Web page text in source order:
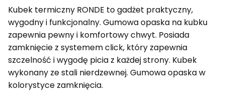
Kubek termiczny RONDE to gadżet praktyczny,
wygodny i funkcjonalny. Gumowa opaska na kubku
zapewnia pewny i komfortowy chwyt. Posiada
zamknięcie z systemem click, który zapewnia
szczelność i wygodę picia z każdej strony. Kubek
wykonany ze stali nierdzewnej. Gumowa opaska w
kolorystyce zamknięcia.